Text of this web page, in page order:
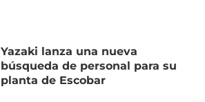
Yazaki lanza una nueva
búsqueda de personal para su
planta de Escobar